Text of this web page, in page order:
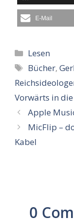
E-Mail
Kategorien
Lesen
Bücher,
Vorwärts in
Apple
MicFlip –
Kabel
0